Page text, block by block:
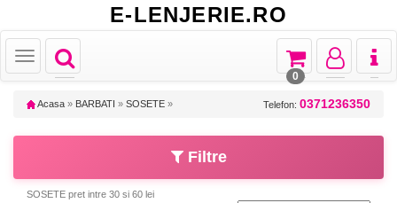
E-LENJERIE.RO
Toggle
navigation
Toggle
Toggle
navigation
Toggle
navigation
Toggle
navigation
0
Acasa » BARBATI » SOSETE » Telefon: 0371236350
Filtre
SOSETE pret intre 30 si 60 lei